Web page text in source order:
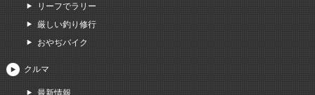
リーフでラリー
厳しい釣り修行
おやぢバイク
クルマ
最新情報